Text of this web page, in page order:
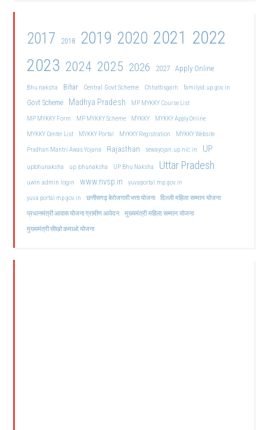
2017 2018 2019 2020 2021 2022
2023 2024 2025 2026 2027 Apply Online
Bhu naksha Bihar Central Govt Scheme Chhattisgarh familyid.up.gov.in
Govt Scheme Madhya Pradesh
MP MYKKY Course List
MP MYKKY Form
MP MYKKY Scheme MYKKY
MYKKY Apply Online
MYKKY Center List
MYKKY Portal MYKKY Registration
MYKKY Website
Pradhan Mantri Awas Yojana
Rajasthan sewayojan.up.nic.in UP
upbhunaksha up bhunaksha UP Bhu Naksha Uttar Pradesh
uwin admin login www.nvsp.in
yuvaportal.mp.gov.in
yuva portal mp gov.in
छत्तीसगढ़ बेरोजगारी भत्ता योजना दिल्ली महिला सम्मान योजना
प्रधानमंत्री आवास योजना ग्रामीण आवेदन मुख्यमंत्री महिला सम्मान योजना
मुख्यमंत्री सीखो कमाओ योजना